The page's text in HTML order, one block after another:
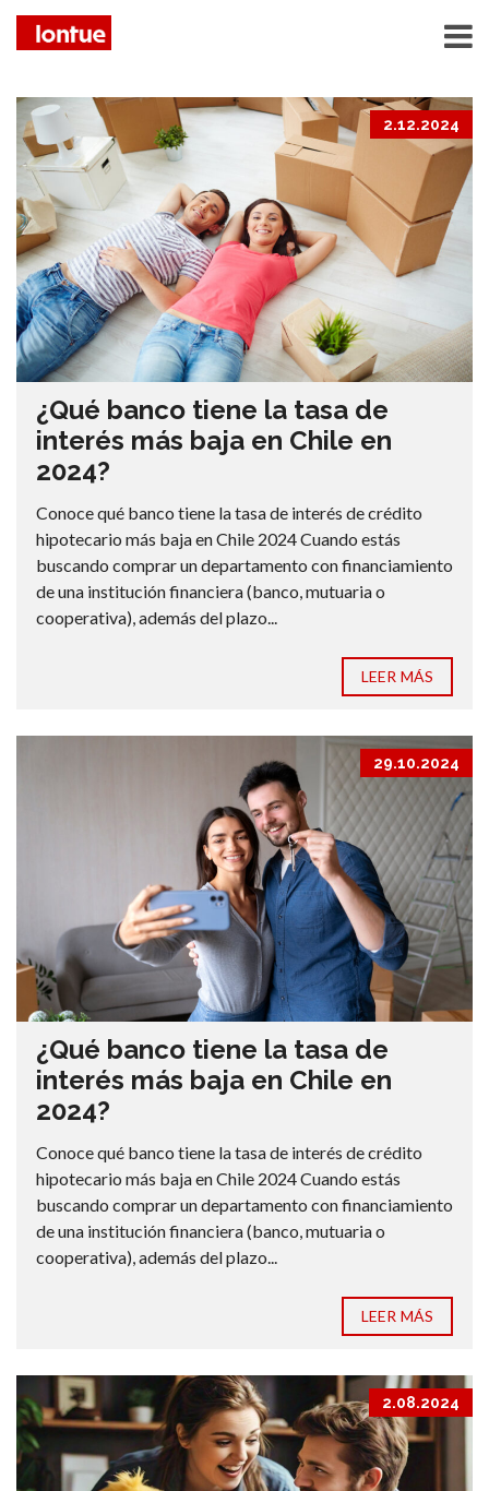
2.12.2024
¿Qué banco tiene la tasa de
interés más baja en Chile en
2024?
Conoce qué banco tiene la tasa de interés de crédito
hipotecario más baja en Chile 2024 Cuando estás
buscando comprar un departamento con financiamiento
de una institución financiera (banco, mutuaria o
cooperativa), además del plazo...
LEER MÁS
29.10.2024
¿Qué banco tiene la tasa de
interés más baja en Chile en
2024?
Conoce qué banco tiene la tasa de interés de crédito
hipotecario más baja en Chile 2024 Cuando estás
buscando comprar un departamento con financiamiento
de una institución financiera (banco, mutuaria o
cooperativa), además del plazo...
LEER MÁS
2.08.2024